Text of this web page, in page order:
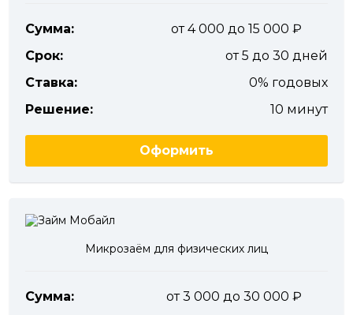
Сумма:
от 4 000 до 15 000
Срок:
от 5 до 30 дней
Ставка:
0% годовых
Решение:
10 минут
Оформить
Микрозаём для физических лиц
Сумма:
от 3 000 до 30 000